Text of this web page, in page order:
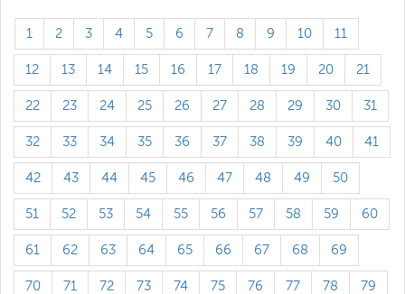
1 2 3 4 5 6 7 8 9 10 11
12 13 14 15 16 17 18 19 20 21
22 23 24 25 26 27 28 29 30 31
32 33 34 35 36 37 38 39 40 41
42 43 44 45 46 47 48 49 50
51 52 53 54 55 56 57 58 59 60
61 62 63 64 65 66 67 68 69
70 71 72 73 74 75 76 77 78 79